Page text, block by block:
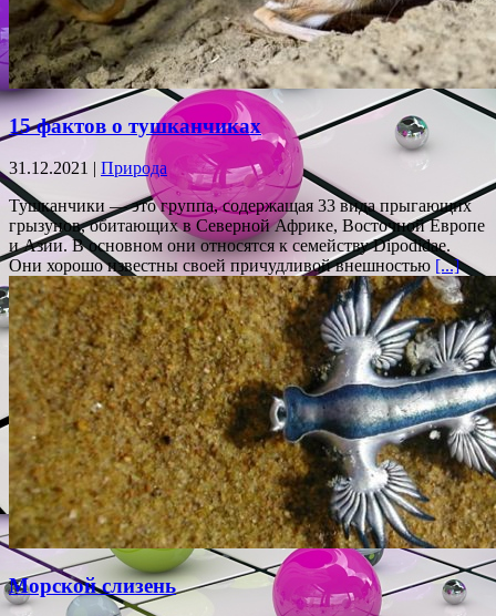
15 фактов о тушканчиках
31.12.2021 | Природа
Тушканчики — это группа, содержащая 33 вида прыгающих
грызунов, обитающих в Северной Африке, Восточной Европе
и Азии. В основном они относятся к семейству Dipodidae.
Они хорошо известны своей причудливой внешностью [...]
Морской слизень